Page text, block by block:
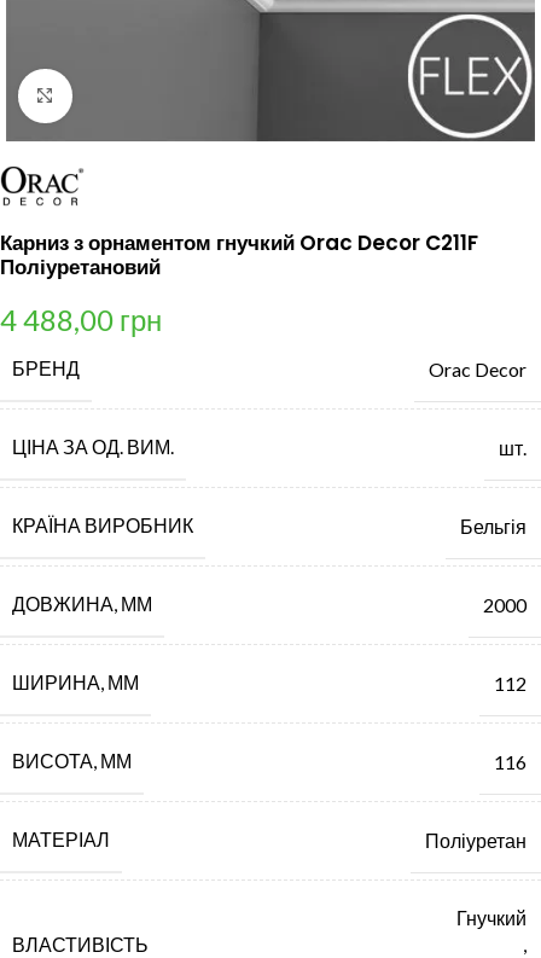
Клацніть, щоб збільшити
Карниз з орнаментом гнучкий Orac Decor C211F
Поліуретановий
4 488,00 грн
БРЕНД Orac Decor
ЦІНА ЗА ОД. ВИМ. шт.
КРАЇНА ВИРОБНИК Бельгія
ДОВЖИНА, ММ 2000
ШИРИНА, ММ 112
ВИСОТА, ММ 116
МАТЕРІАЛ Поліуретан
ВЛАСТИВІСТЬ
Гнучкий
,